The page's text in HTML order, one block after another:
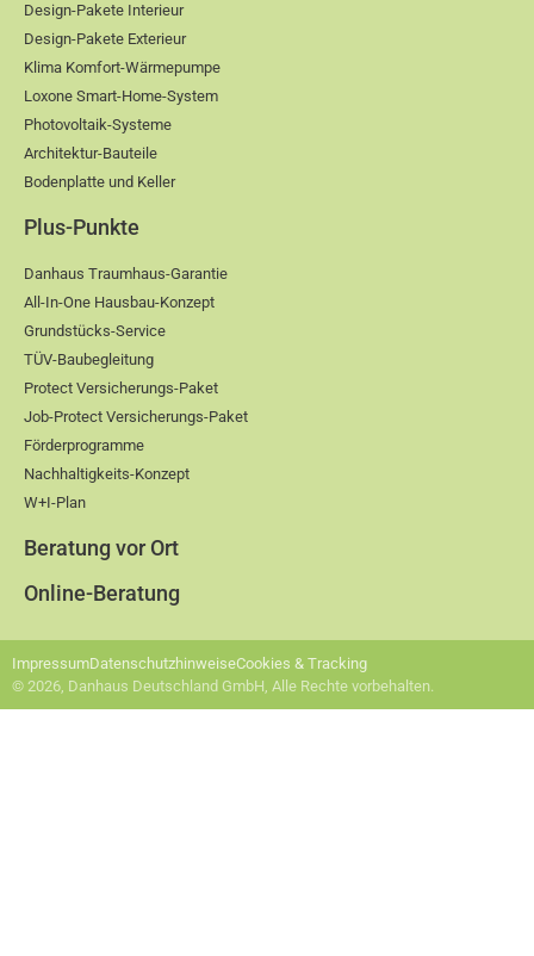
Design-Pakete Interieur
Design-Pakete Exterieur
Klima Komfort-Wärmepumpe
Loxone Smart-Home-System
Photovoltaik-Systeme
Architektur-Bauteile
Bodenplatte und Keller
Plus-Punkte
Danhaus Traumhaus-Garantie
All-In-One Hausbau-Konzept
Grundstücks-Service
TÜV-Baubegleitung
Protect Versicherungs-Paket
Job-Protect Versicherungs-Paket
Förderprogramme
Nachhaltigkeits-Konzept
W+I-Plan
Beratung vor Ort
Online-Beratung
ImpressumDatenschutzhinweiseCookies & Tracking
© 2026, Danhaus Deutschland GmbH, Alle Rechte vorbehalten.